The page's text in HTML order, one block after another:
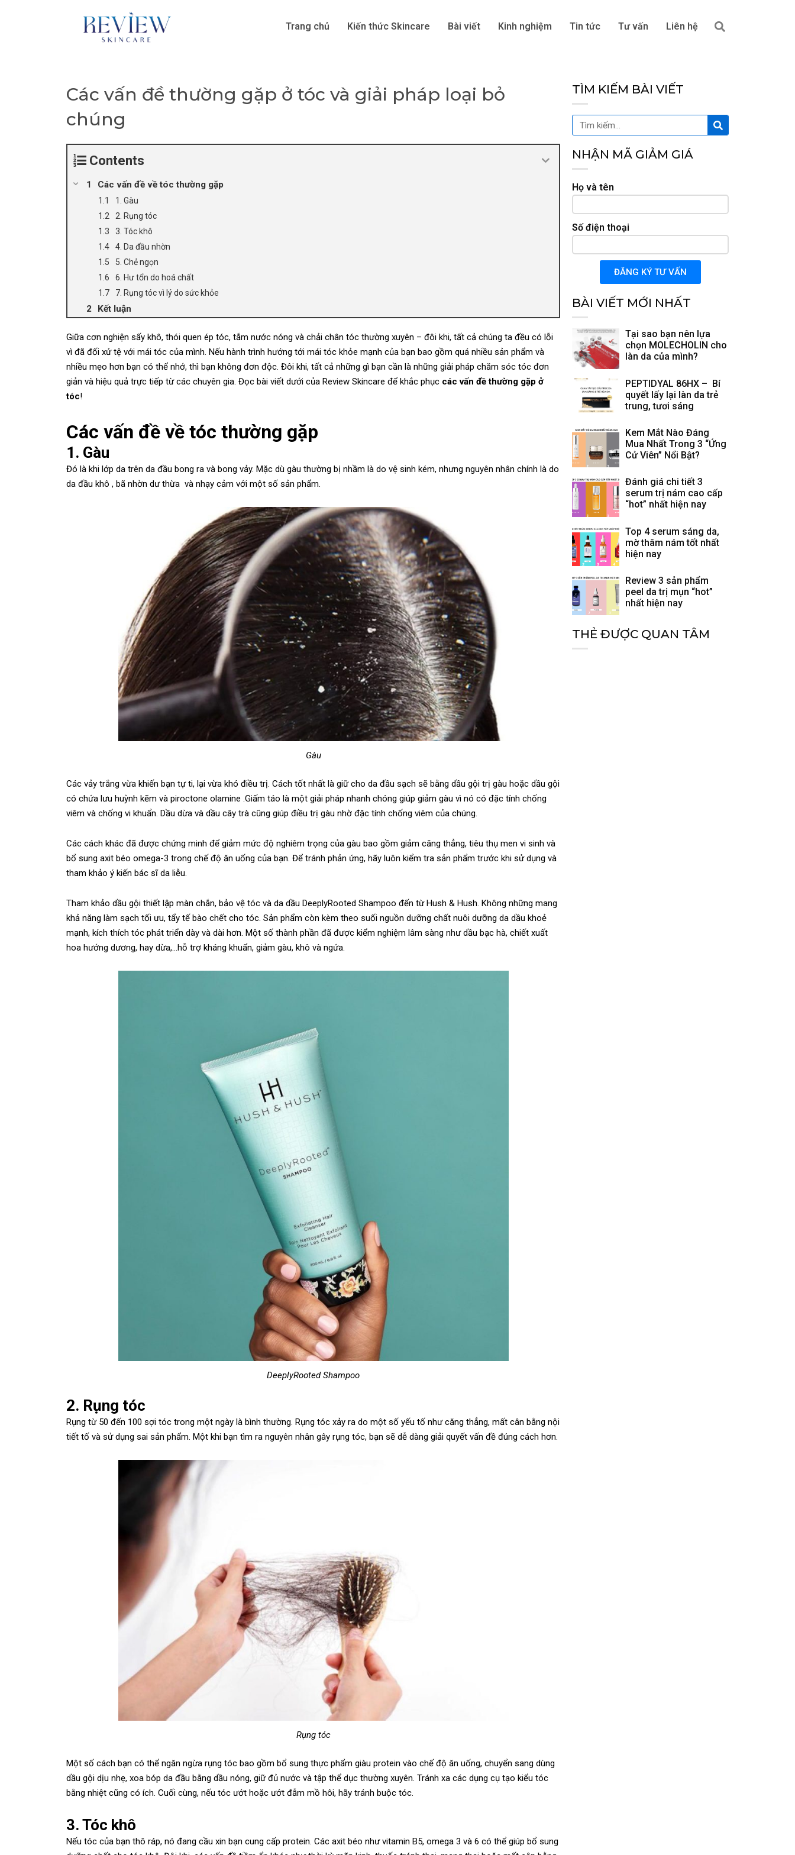
Trang chủ Kiến thức Skincare Bài viết Kinh nghiệm Tin tức Tư vấn Liên hệ Tìm
kiếm
Các vấn đề thường gặp ở tóc và giải pháp loại bỏ
chúng
Contents
Các vấn đề về tóc thường gặp
1. Gàu
2. Rụng tóc
3. Tóc khô
4. Da đầu nhờn
5. Chẻ ngọn
6. Hư tổn do hoá chất
7. Rụng tóc vì lý do sức khỏe
Kết luận
Giữa cơn nghiện sấy khô, thói quen ép tóc, tắm nước nóng và chải chân tóc thường xuyên – đôi khi, tất cả chúng ta đều có lỗi
vì đã đối xử tệ với mái tóc của mình. Nếu hành trình hướng tới mái tóc khỏe mạnh của bạn bao gồm quá nhiều sản phẩm và
nhiều mẹo hơn bạn có thể nhớ, thì bạn không đơn độc. Đôi khi, tất cả những gì bạn cần là những giải pháp chăm sóc tóc đơn
giản và hiệu quả trực tiếp từ các chuyên gia. Đọc bài viết dưới của Review Skincare để khắc phục các vấn đề thường gặp ở
tóc!
Các vấn đề về tóc thường gặp
1. Gàu
Đó là khi lớp da trên da đầu bong ra và bong vảy. Mặc dù gàu thường bị nhầm là do vệ sinh kém, nhưng nguyên nhân chính là do
da đầu khô , bã nhờn dư thừa và nhạy cảm với một số sản phẩm.
Gàu
Các vảy trắng vừa khiến bạn tự ti, lại vừa khó điều trị. Cách tốt nhất là giữ cho da đầu sạch sẽ bằng dầu gội trị gàu hoặc dầu gội
có chứa lưu huỳnh kẽm và piroctone olamine .Giấm táo là một giải pháp nhanh chóng giúp giảm gàu vì nó có đặc tính chống
viêm và chống vi khuẩn. Dầu dừa và dầu cây trà cũng giúp điều trị gàu nhờ đặc tính chống viêm của chúng.
Các cách khác đã được chứng minh để giảm mức độ nghiêm trọng của gàu bao gồm giảm căng thẳng, tiêu thụ men vi sinh và
bổ sung axit béo omega-3 trong chế độ ăn uống của bạn. Để tránh phản ứng, hãy luôn kiểm tra sản phẩm trước khi sử dụng và
tham khảo ý kiến ​​bác sĩ da liễu.
Tham khảo dầu gội thiết lập màn chắn, bảo vệ tóc và da dầu DeeplyRooted Shampoo đến từ Hush & Hush. Không những mang
khả năng làm sạch tối ưu, tẩy tế bào chết cho tóc. Sản phẩm còn kèm theo suối nguồn dưỡng chất nuôi dưỡng da dầu khoẻ
mạnh, kích thích tóc phát triển dày và dài hơn. Một số thành phần đã được kiểm nghiệm lâm sàng như dầu bạc hà, chiết xuất
hoa hướng dương, hay dừa,…hỗ trợ kháng khuẩn, giảm gàu, khô và ngứa.
DeeplyRooted Shampoo
2. Rụng tóc
Rụng từ 50 đến 100 sợi tóc trong một ngày là bình thường. Rụng tóc xảy ra do một số yếu tố như căng thẳng, mất cân bằng nội
tiết tố và sử dụng sai sản phẩm. Một khi bạn tìm ra nguyên nhân gây rụng tóc, bạn sẽ dễ dàng giải quyết vấn đề đúng cách hơn.
Rụng tóc
Một số cách bạn có thể ngăn ngừa rụng tóc bao gồm bổ sung thực phẩm giàu protein vào chế độ ăn uống, chuyển sang dùng
dầu gội dịu nhẹ, xoa bóp da đầu bằng dầu nóng, giữ đủ nước và tập thể dục thường xuyên. Tránh xa các dụng cụ tạo kiểu tóc
bằng nhiệt cũng có ích. Cuối cùng, nếu tóc ướt hoặc ướt đẫm mồ hôi, hãy tránh buộc tóc.
3. Tóc khô
Nếu tóc của bạn thô ráp, nó đang cầu xin bạn cung cấp protein. Các axit béo như vitamin B5, omega 3 và 6 có thể giúp bổ sung
TÌM KIẾM BÀI VIẾT
Tìm
kiếm
Tìm
kiếm
NHẬN MÃ GIẢM GIÁ
Họ và tên
Số điện thoại
ĐĂNG KÝ TƯ VẤN
BÀI VIẾT MỚI NHẤT
Tại sao bạn nên lựa
chọn MOLECHOLIN cho
làn da của mình?
PEPTIDYAL 86HX – Bí
quyết lấy lại làn da trẻ
trung, tươi sáng
Kem Mắt Nào Đáng
Mua Nhất Trong 3 “Ứng
Cử Viên” Nổi Bật?
Đánh giá chi tiết 3
serum trị nám cao cấp
“hot” nhất hiện nay
Top 4 serum sáng da,
mờ thâm nám tốt nhất
hiện nay
Review 3 sản phẩm
peel da trị mụn “hot”
nhất hiện nay
THẺ ĐƯỢC QUAN TÂM